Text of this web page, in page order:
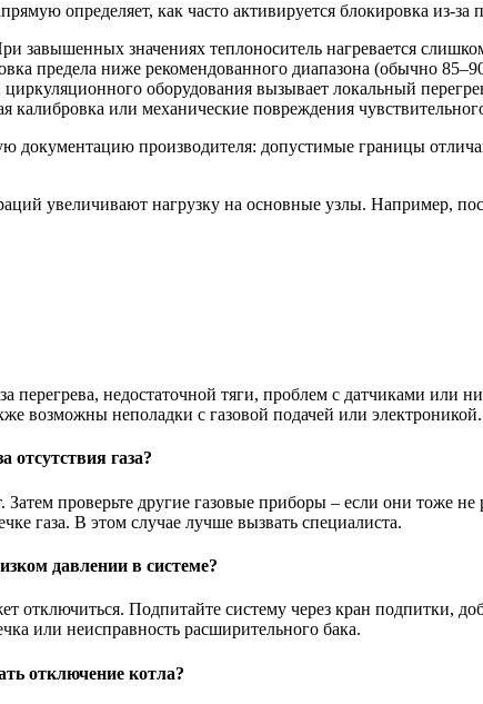
определяет, как часто активируется блокировка
завышенных значениях теплоноситель нагревается
предела ниже рекомендованного диапазона (обычно
оборудования вызывает локальный
калибровка или механические повреждения
документацию производителя: допустимые границы
увеличивают нагрузку на основные узлы. Например,
перегрева, недостаточной тяги, проблем с датчиками или
возможны неполадки с газовой подачей или электроникой.
отсутствия газа?
Затем проверьте другие газовые приборы – если они
газа. В этом случае лучше вызвать специалиста.
давлении в системе?
отключиться. Подпитайте систему через кран подпитки,
или неисправность расширительного бака.
отключение котла?